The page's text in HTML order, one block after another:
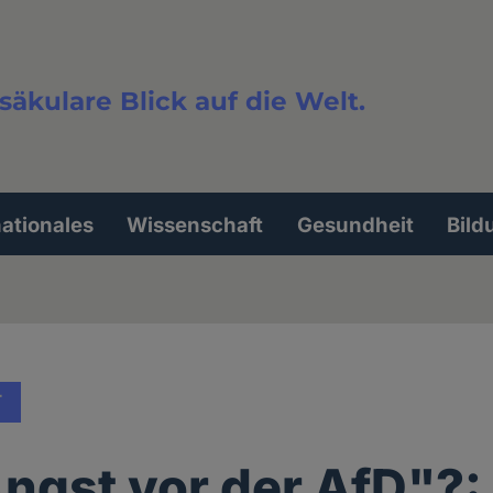
Blick auf die Welt.
Wissenschaft Gesundheit